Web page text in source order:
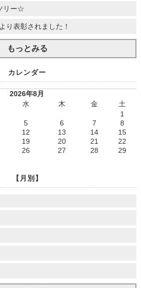
リー☆
り表彰されました！
もっとみる
カレンダー
2026年8月
水 木 金
土
1
5 6 7
8
12 13 14
15
19 20 21
22
26 27 28
29
【月別】